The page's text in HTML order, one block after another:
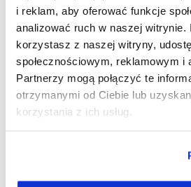
i reklam, aby oferować funkcje
analizować ruch w naszej witrynie.
korzystasz z naszej witryny,
społecznościowym, reklamowym i
Partnerzy mogą połączyć te
otrzymanymi od Ciebie lub
korzystania z ich usług.
Numer telefonu
Nazwa gabinetu